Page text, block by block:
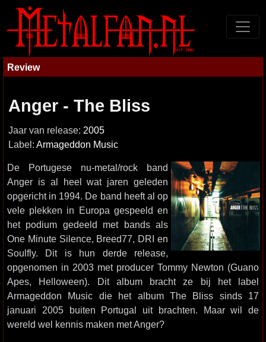
Review
Anger - The Bliss
Jaar van release: 2005
Label: Armageddon Music
De Portugese nu-metal/rock band
Anger is al heel wat jaren geleden
opgericht in 1994. De band heeft al op
vele plekken in Europa gespeeld en
het podium gedeeld met bands als
One Minute Silence, Breed77, DRI en
Soulfly. Dit is hun derde release,
opgenomen in 2003 met producer Tommy Newton (Guano
Apes, Helloween). Dit album bracht ze bij het label
Armageddon Music die het album The Bliss sinds 17
januari 2005 buiten Portugal uit brachten. Maar wil de
wereld wel kennis maken met Anger?